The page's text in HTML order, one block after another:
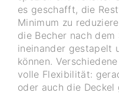
es geschafft, die
Minimum zu
die Becher nach dem
ineinander gestapelt
können.
volle Flexibilität:
oder auch die